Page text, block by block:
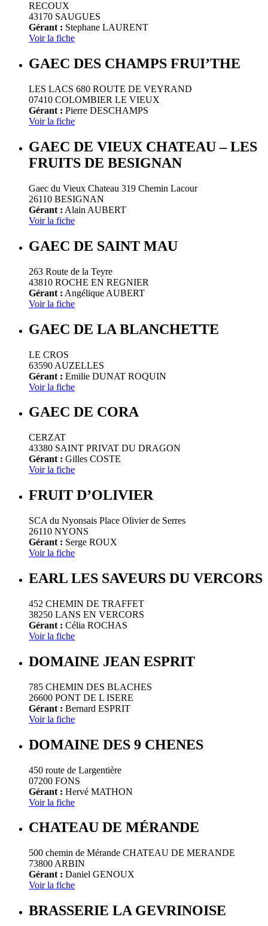
RECOUX
43170 SAUGUES
Gérant : Stephane LAURENT
Voir la fiche
GAEC DES CHAMPS FRUI’THE
LES LACS 680 ROUTE DE VEYRAND
07410 COLOMBIER LE VIEUX
Gérant : Pierre DESCHAMPS
Voir la fiche
GAEC DE VIEUX CHATEAU – LES
FRUITS DE BESIGNAN
Gaec du Vieux Chateau 319 Chemin Lacour
26110 BESIGNAN
Gérant : Alain AUBERT
Voir la fiche
GAEC DE SAINT MAU
263 Route de la Teyre
43810 ROCHE EN REGNIER
Gérant : Angélique AUBERT
Voir la fiche
GAEC DE LA BLANCHETTE
LE CROS
63590 AUZELLES
Gérant : Emilie DUNAT ROQUIN
Voir la fiche
GAEC DE CORA
CERZAT
43380 SAINT PRIVAT DU DRAGON
Gérant : Gilles COSTE
Voir la fiche
FRUIT D’OLIVIER
SCA du Nyonsais Place Olivier de Serres
26110 NYONS
Gérant : Serge ROUX
Voir la fiche
EARL LES SAVEURS DU VERCORS
452 CHEMIN DE TRAFFET
38250 LANS EN VERCORS
Gérant : Célia ROCHAS
Voir la fiche
DOMAINE JEAN ESPRIT
785 CHEMIN DES BLACHES
26600 PONT DE L ISERE
Gérant : Bernard ESPRIT
Voir la fiche
DOMAINE DES 9 CHENES
450 route de Largentière
07200 FONS
Gérant : Hervé MATHON
Voir la fiche
CHATEAU DE MÉRANDE
500 chemin de Mérande CHATEAU DE MERANDE
73800 ARBIN
Gérant : Daniel GENOUX
Voir la fiche
BRASSERIE LA GEVRINOISE